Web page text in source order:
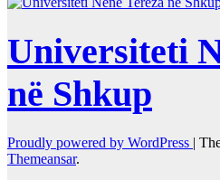
Universiteti
në Shkup
Proudly powered by WordPress |
Themeansar.